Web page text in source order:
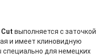
Cut выполняется с заточкой
и имеет клиновидную
для немецких